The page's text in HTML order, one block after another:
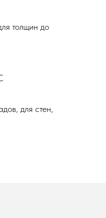
толщин до
для стен,